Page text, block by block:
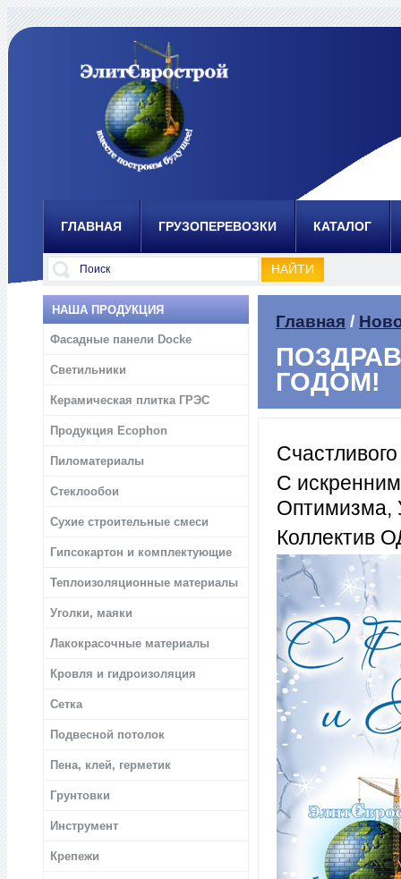
ГЛАВНАЯ ГРУЗОПЕРЕВОЗКИ КАТАЛОГ
НАША ПРОДУКЦИЯ
Фасадные панели Docke
Светильники
Керамическая плитка ГРЭС
Продукция Ecophon
Пиломатериалы
Стеклообои
Сухие строительные смеси
Гипсокартон и комплектующие
Теплоизоляционные материалы
Уголки, маяки
Лакокрасочные материалы
Кровля и гидроизоляция
Сетка
Подвесной потолок
Пена, клей, герметик
Грунтовки
Инструмент
Крепежи
Главная /
ГОДОМ!
С
Оптимизма,
Коллектив